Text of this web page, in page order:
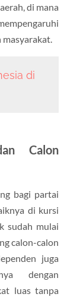
di mana
di
Calon
bagi partai
di kursi
sudah mulai
calon-calon
juga
dengan
luas tanpa